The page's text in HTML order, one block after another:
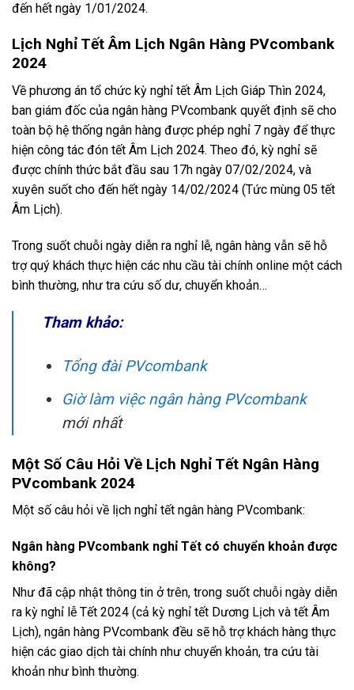
đến hết ngày 1/01/2024.
Lịch Nghỉ Tết Âm Lịch Ngân Hàng PVcombank
2024
Về phương án tổ chức kỳ nghỉ tết Âm Lịch Giáp Thìn 2024,
ban giám đốc của ngân hàng PVcombank quyết định sẽ cho
toàn bộ hệ thống ngân hàng được phép nghỉ 7 ngày để thực
hiện công tác đón tết Âm Lịch 2024. Theo đó, kỳ nghỉ sẽ
được chính thức bắt đầu sau 17h ngày 07/02/2024, và
xuyên suốt cho đến hết ngày 14/02/2024 (Tức mùng 05 tết
Âm Lịch).
Trong suốt chuỗi ngày diễn ra nghỉ lễ, ngân hàng vẫn sẽ hỗ
trợ quý khách thực hiện các nhu cầu tài chính online một cách
bình thường, như tra cứu số dư, chuyển khoản…
Tham khảo:
Tổng đài PVcombank
Giờ làm việc ngân hàng PVcombank
mới nhất
Một Số Câu Hỏi Về Lịch Nghỉ Tết Ngân Hàng
PVcombank 2024
Một số câu hỏi về lịch nghỉ tết ngân hàng PVcombank:
Ngân hàng PVcombank nghỉ Tết có chuyển khoản được
không?
Như đã cập nhật thông tin ở trên, trong suốt chuỗi ngày diễn
ra kỳ nghỉ lễ Tết 2024 (cả kỳ nghỉ tết Dương Lịch và tết Âm
Lịch), ngân hàng PVcombank đều sẽ hỗ trợ khách hàng thực
hiện các giao dịch tài chính như chuyển khoản, tra cứu tài
khoản như bình thường.